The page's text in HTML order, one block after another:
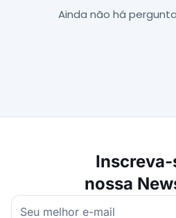
Ainda não há
Inscreva-
nossa